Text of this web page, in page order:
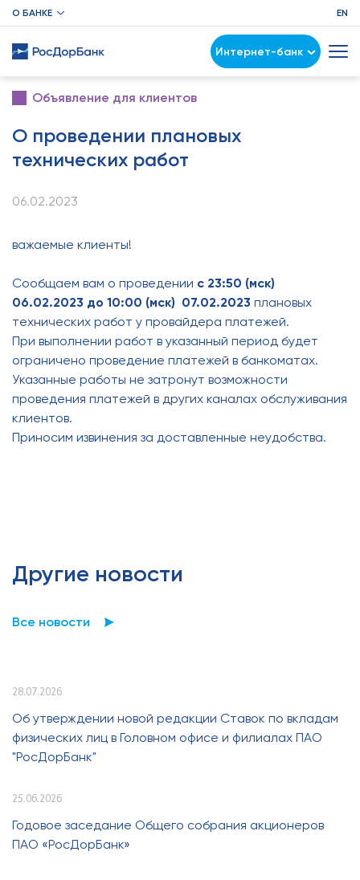
О БАНКЕ EN
Интернет-банк
Объявление для клиентов
О проведении плановых
технических работ
06.02.2023
важаемые клиенты!
Сообщаем вам о проведении с 23:50 (мск)
06.02.2023 до 10:00 (мск) 07.02.2023 плановых
технических работ у провайдера платежей.
При выполнении работ в указанный период будет
ограничено проведение платежей в банкоматах.
Указанные работы не затронут возможности
проведения платежей в других каналах обслуживания
клиентов.
Приносим извинения за доставленные неудобства.
Другие новости
Все новости
28.07.2026
Об утверждении новой редакции Ставок по вкладам
физических лиц в Головном офисе и филиалах ПАО
"РосДорБанк"
25.06.2026
Годовое заседание Общего собрания акционеров
ПАО «РосДорБанк»